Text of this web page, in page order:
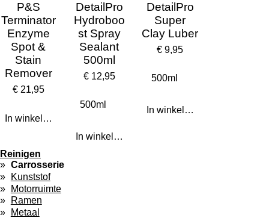
P&S
Terminator
Enzyme
Spot &
Stain
Remover
€ 21,95
In winkelwagen
DetailPro
Hydroboo
st Spray
Sealant
500ml
€ 12,95
In winkelwagen
DetailPro
Super
Clay Luber
€ 9,95
In winkelwagen
Reinigen
Carrosserie
Kunststof
Motorruimte
Ramen
Metaal